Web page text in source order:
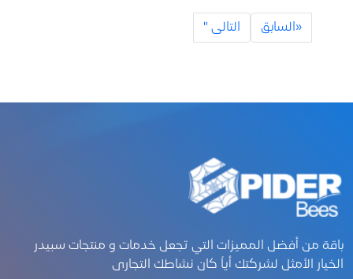
«السابق التالى "
باقة من أفضل المميزات التي تجعل خدمات و منتجات سبيدر
الخيار الأمثل لشركتك أياً كان نشاطك التجارى